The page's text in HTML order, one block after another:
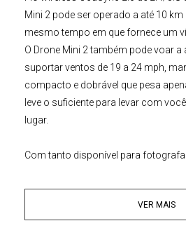
Mini 2 pode ser operado a até 10
mesmo tempo em que fornece um
O Drone Mini 2também pode voar a
suportar ventos de 19 a 24 mph,
compacto e dobrável que pesa
leve o suficiente para levar com
lugar.
Com tanto disponível para
Estabilizador Gimbalde 3 eixosque
30 e fotos de 12MP capturadas em
VER MAIS